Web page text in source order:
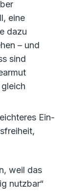
eine
dazu
– und
sind
Ein-
weil das
nutzbar“